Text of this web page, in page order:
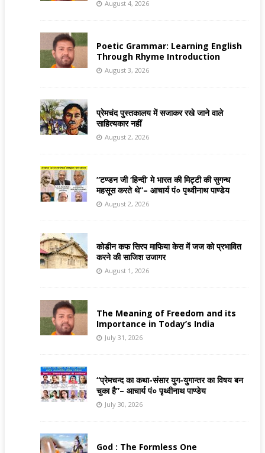
August 4, 2026
Poetic Grammar: Learning English
Through Rhyme Introduction
August 3, 2026
प्रेमचंद पुस्तकालय में सजाकर रखे जाने वाले
साहित्यकार नहीं
August 2, 2026
“टण्डन जी ‘हिन्दी’ मे भारत की मिट्टी की सुगन्ध
महसूस करते थे”– आचार्य पं० पृथ्वीनाथ पाण्डेय
August 2, 2026
कोडीन कफ सिरप माफिया केस में जज को प्रभावित
करने की साजिश उजागर
August 1, 2026
The Meaning of Freedom and its
Importance in Today’s India
July 31, 2026
“प्रेमचन्द का कथा-संसार युग-युगान्तर का विषय बन
चुका है”– आचार्य पं० पृथ्वीनाथ पाण्डेय
July 30, 2026
God : The Formless One